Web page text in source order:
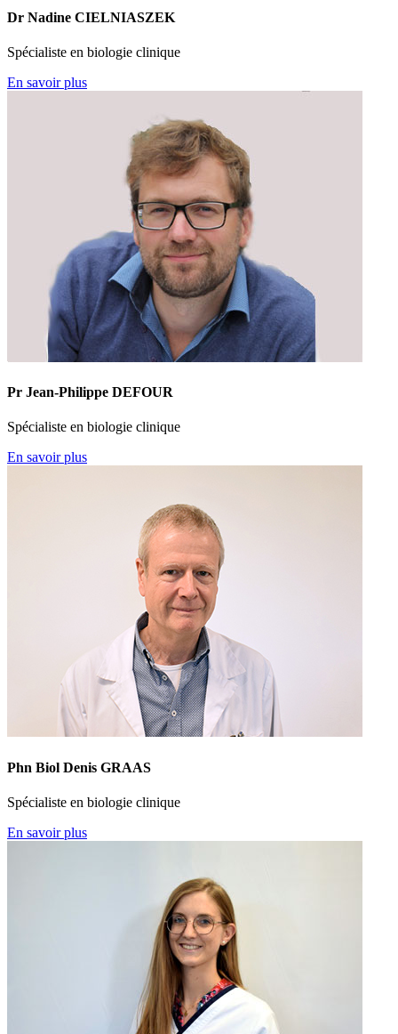
Dr Nadine CIELNIASZEK
Spécialiste en biologie clinique
En savoir plus
Pr Jean-Philippe DEFOUR
Spécialiste en biologie clinique
En savoir plus
Phn Biol Denis GRAAS
Spécialiste en biologie clinique
En savoir plus